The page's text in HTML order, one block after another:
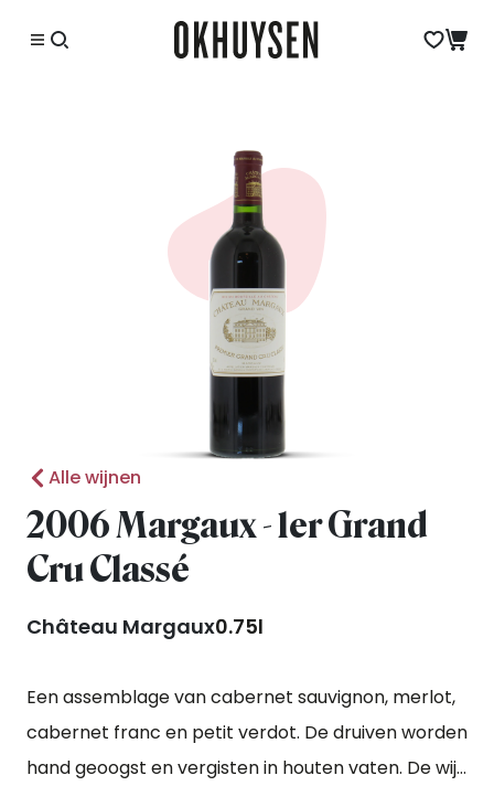
Alle wijnen
2006 Margaux - 1er Grand
Cru Classé
Château Margaux0.75l
Een assemblage van cabernet sauvignon, merlot,
cabernet franc en petit verdot. De druiven worden
hand geoogst en vergisten in houten vaten. De wijn